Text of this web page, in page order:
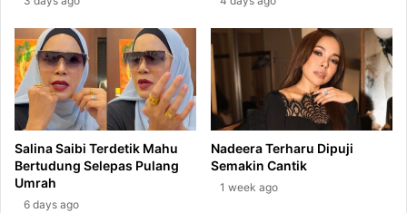
Salina Saibi Terdetik Mahu
Bertudung Selepas Pulang
Umrah
6 days ago
Nadeera Terharu Dipuji
Semakin Cantik
1 week ago